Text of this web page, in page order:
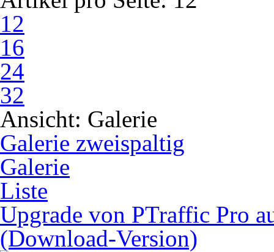
12
16
24
32
Ansicht: Galerie
Galerie zweispaltig
Galerie
Liste
Upgrade von PTraffic Pro
(Download-Version)